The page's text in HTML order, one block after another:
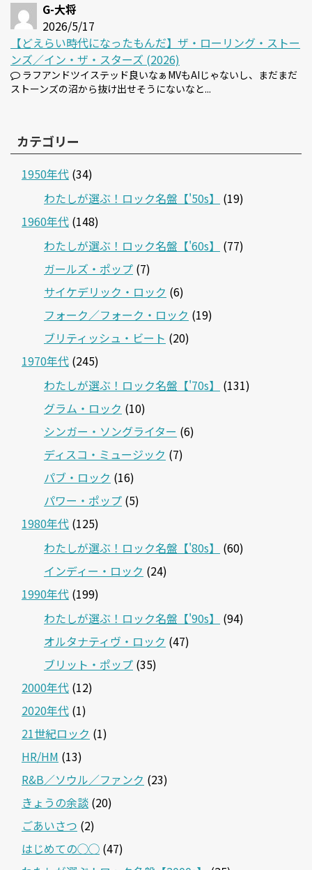
G-大将
2026/5/17
【どえらい時代になったもんだ】ザ・ローリング・ストー
ンズ／イン・ザ・スターズ (2026)
ラフアンドツイステッド良いなぁMVもAIじゃないし、まだまだ
ストーンズの沼から抜け出せそうにないなと...
カテゴリー
1950年代 (34)
わたしが選ぶ！ロック名盤【'50s】
(19)
1960年代 (148)
わたしが選ぶ！ロック名盤【'60s】
(77)
ガールズ・ポップ (7)
サイケデリック・ロック (6)
フォーク／フォーク・ロック (19)
ブリティッシュ・ビート (20)
1970年代 (245)
わたしが選ぶ！ロック名盤【'70s】
(131)
グラム・ロック (10)
シンガー・ソングライター (6)
ディスコ・ミュージック (7)
パブ・ロック (16)
パワー・ポップ (5)
1980年代 (125)
わたしが選ぶ！ロック名盤【'80s】
(60)
インディー・ロック (24)
1990年代 (199)
わたしが選ぶ！ロック名盤【'90s】
(94)
オルタナティヴ・ロック (47)
ブリット・ポップ (35)
2000年代 (12)
2020年代 (1)
21世紀ロック (1)
HR/HM (13)
R&B／ソウル／ファンク (23)
きょうの余談 (20)
ごあいさつ (2)
はじめての◯◯ (47)